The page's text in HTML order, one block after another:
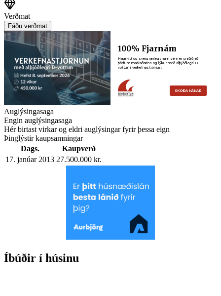
Verðmat
Fáðu verðmat
Auglýsingasaga
Engin auglýsingasaga
Hér birtast virkar og eldri auglýsingar fyrir þessa eign
Þinglýstir kaupsamningar
Dags.
Kaupverð
17. janúar 2013 27.500.000 kr.
Íbúðir í húsinu